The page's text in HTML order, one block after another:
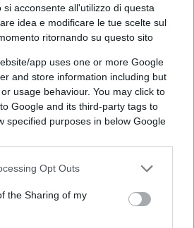
si acconsente all'utilizzo di questa
idea e modificare le tue scelte sul
ritornando su questo sito
app uses one or more Google
and store information including but
usage behaviour. You may click to
Google and its third-party tags to
specified purposes in below Google
Opt Outs
the Sharing of my
. Perché, al
il Nobel tricolore, la
offrono e offriranno
per rendere la crescita
anzitutto, quello di ultima
che, forse già dagli anni
ricorrere alla fusione. E
l’anidride carbonica
altre soluzioni che ci
diritti umani) non sono: basti
dei minerali